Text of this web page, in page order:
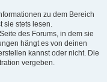
zu dem Bereich
sie stets lesen.
des Forums, in dem sie
hängt es von deinen
kannst oder nicht. Die
vergeben.